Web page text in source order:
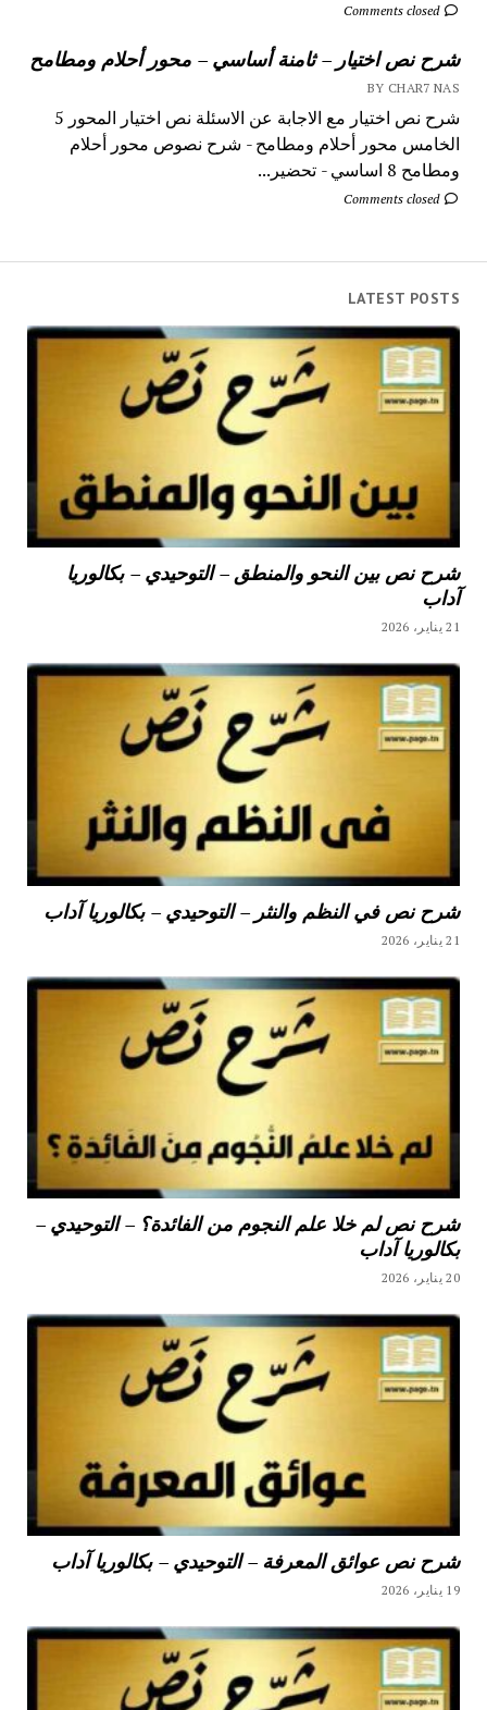
Comments closed
شرح نص اختيار – ثامنة أساسي – محور أحلام ومطامح
BY CHAR7 NAS
شرح نص اختيار مع الاجابة عن الاسئلة نص اختيار المحور 5
الخامس محور أحلام ومطامح - شرح نصوص محور أحلام
ومطامح 8 اساسي - تحضير...
Comments closed
LATEST POSTS
شرح نص بين النحو والمنطق – التوحيدي – بكالوريا
آداب
21 يناير، 2026
شرح نص في النظم والنثر – التوحيدي – بكالوريا آداب
21 يناير، 2026
شرح نص لم خلا علم النجوم من الفائدة؟ – التوحيدي –
بكالوريا آداب
20 يناير، 2026
شرح نص عوائق المعرفة – التوحيدي – بكالوريا آداب
19 يناير، 2026